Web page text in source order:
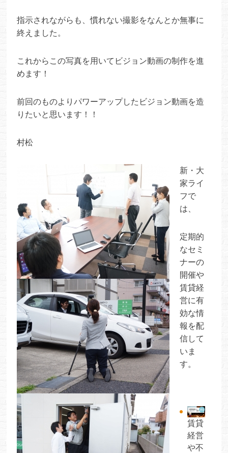
指示されながらも、慣れない撮影をなんとか無事に
終えました。
これからこの写真を用いてビジョン動画の制作を進
めます！
前回のものよりパワーアップしたビジョン動画を造
りたいと思います！！
村松
新・大
家ライ
フで
は、
定期的
なセミ
ナーの
開催や
賃貸経
営に有
効な情
報を配
信して
いま
す。
賃貸
経営
や不